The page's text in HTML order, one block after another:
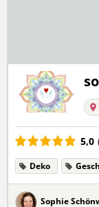
5,0
Deko
Sophie